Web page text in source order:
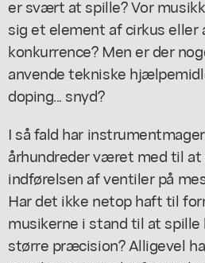
er svært at spille? Vor
sig et element af cirkus eller
konkurrence? Men er der
anvende tekniske
doping... snyd?
I så fald har
århundreder været med til at
indførelsen af ventiler på
Har det ikke netop haft til
musikerne i stand til at
større præcision? Alligevel